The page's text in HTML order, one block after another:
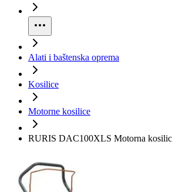
Alati i baštenska oprema
Kosilice
Motorne kosilice
RURIS DAC100XLS Motorna